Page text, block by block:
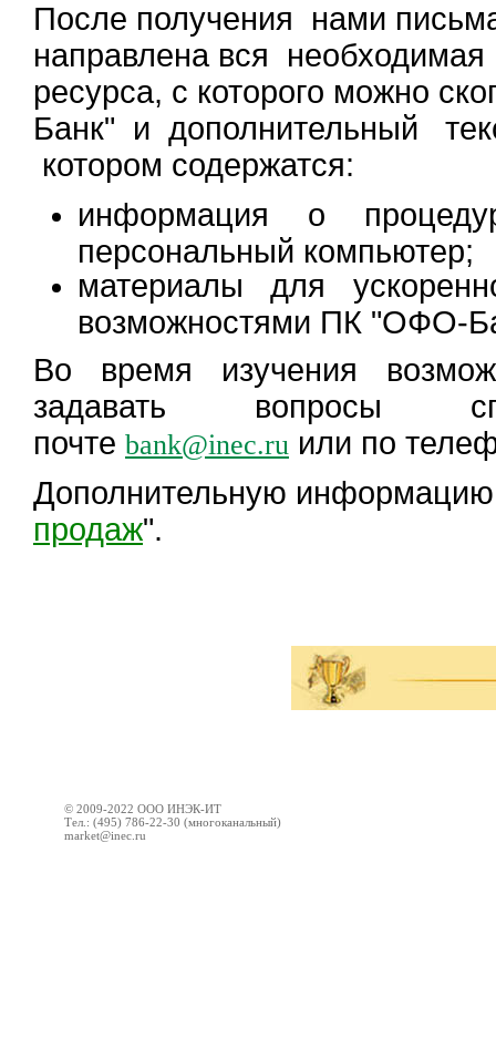
После получения нами
направлена вся
ресурса, с которого можно
Банк" и дополнительный
котором содержатся:
информация о
персональный компьютер;
материалы для
возможностями ПК "ОФО-
Во время изучения
задавать вопросы
почте bank@inec.ru или по
Дополнительную
продаж".
© 2009-2022 ООО ИНЭК-ИТ
Тел.: (495) 786-22-30 (многоканальный)
market@inec.ru